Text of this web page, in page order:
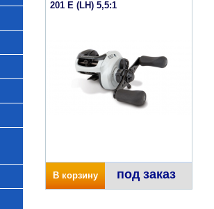
201 E (LH) 5,5:1
В корзину под заказ